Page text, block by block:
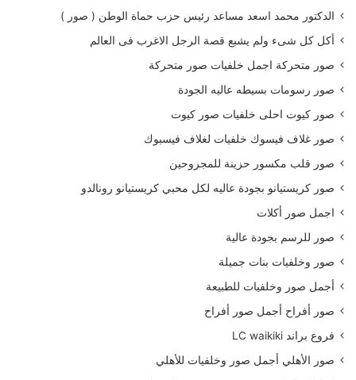
الدكتور محمد اسعد مساعد رئيس حزب حماة الوطن ( صور )
أكل كل شىء ولم يشبع قصة الرجل الاغرب فى العالم
صور متحركة اجمل خلفيات صور متحركة
صور رسومات بسيطه عاليه الجودة
صور كيوت احلى خلفيات صور كيوت
صور غلاف فيسوك خلفيات لغلاف فيسبوك
صور قلب مكسور حزينة للمجروحين
صور كريستيانو بجودة عاليه لكل محبي كريستيانو رونالدو
اجمل صور أكلات
صور للرسم بجودة عالية
صور وخلفيات بنات جميلة
أجمل صور وخلفيات للطبيعة
صور أفراح أجمل صور أفراح
فروع براند LC waikiki
صور الأهلي أجمل صور وخلفيات للأهلي